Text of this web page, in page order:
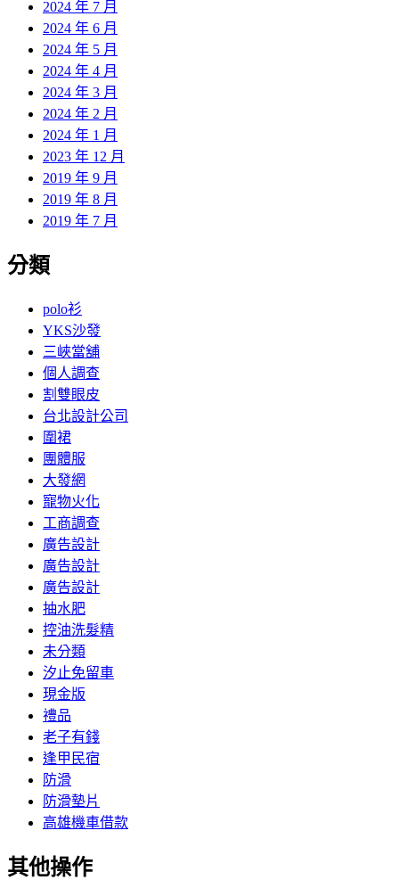
2024 年 7 月
2024 年 6 月
2024 年 5 月
2024 年 4 月
2024 年 3 月
2024 年 2 月
2024 年 1 月
2023 年 12 月
2019 年 9 月
2019 年 8 月
2019 年 7 月
分類
polo衫
YKS沙發
三峽當舖
個人調查
割雙眼皮
台北設計公司
圍裙
團體服
大發網
寵物火化
工商調查
廣告設計
廣告設計
廣告設計
抽水肥
控油洗髮精
未分類
汐止免留車
現金版
禮品
老子有錢
逢甲民宿
防滑
防滑墊片
高雄機車借款
其他操作